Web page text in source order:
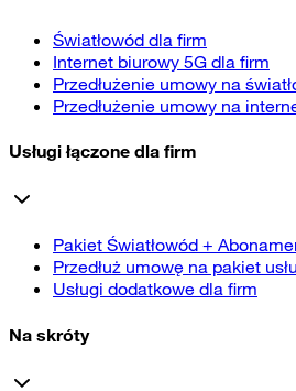
Światłowód dla firm
Internet biurowy 5G dla firm
Przedłużenie umowy na
Przedłużenie umowy na
Usługi łączone dla firm
Pakiet Światłowód +
Przedłuż umowę na pakiet
Usługi dodatkowe dla firm
Na skróty